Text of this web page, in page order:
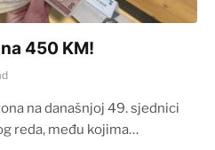
450 KM!
na današnjoj 49. sjednici
reda, među kojima…